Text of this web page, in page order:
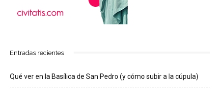
Entradas recientes
Qué ver en la Basílica de San Pedro (y cómo subir a la cúpula)